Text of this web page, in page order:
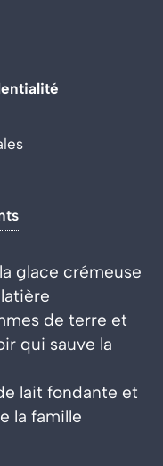
glace crémeuse
de terre et
qui sauve la
lait fondante et
la famille